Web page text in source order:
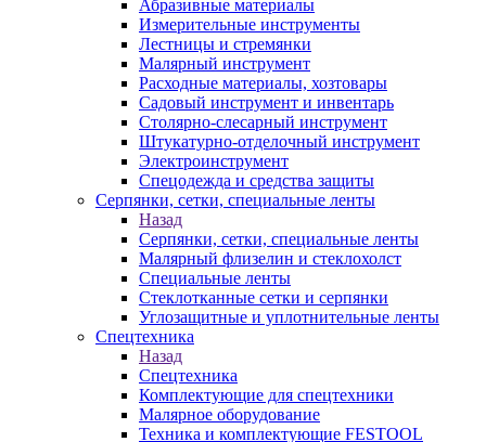
Абразивные материалы
Измерительные инструменты
Лестницы и стремянки
Малярный инструмент
Расходные материалы, хозтовары
Садовый инструмент и инвентарь
Столярно-слесарный инструмент
Штукатурно-отделочный инструмент
Электроинструмент
Спецодежда и средства защиты
Серпянки, сетки, специальные ленты
Назад
Серпянки, сетки, специальные ленты
Малярный флизелин и стеклохолст
Специальные ленты
Стеклотканные сетки и серпянки
Углозащитные и уплотнительные ленты
Спецтехника
Назад
Спецтехника
Комплектующие для спецтехники
Малярное оборудование
Техника и комплектующие FESTOOL